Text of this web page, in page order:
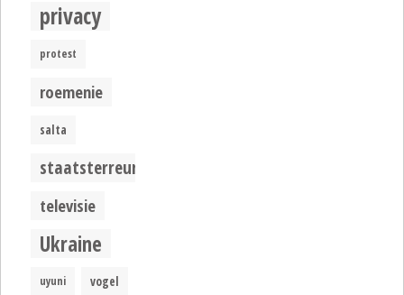
privacy
protest
roemenie
salta
staatsterreur
televisie
Ukraine
uyuni vogel